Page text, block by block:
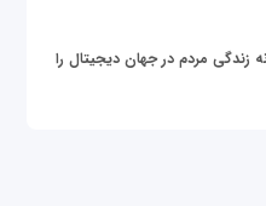
مردم در جهان دیجیتال را